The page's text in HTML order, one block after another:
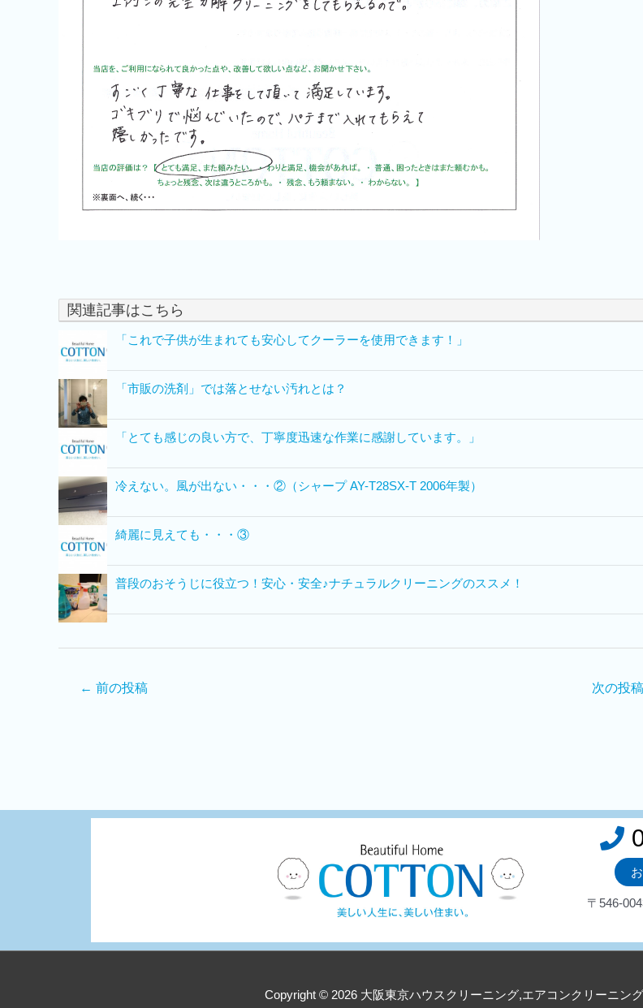
関連記事はこちら
「これで子供が生まれても安心してクーラーを使用できます！」
「市販の洗剤」では落とせない汚れとは？
「とても感じの良い方で、丁寧度迅速な作業に感謝しています。」
冷えない。風が出ない・・・②（シャープ AY-T28SX-T 2006年製）
綺麗に見えても・・・③
普段のおそうじに役立つ！安心・安全♪ナチュラルクリーニングのススメ！
← 前の投稿 次の投稿
〒546-
Copyright © 2026 大阪東京ハウスクリーニング,エアコンクリーニン